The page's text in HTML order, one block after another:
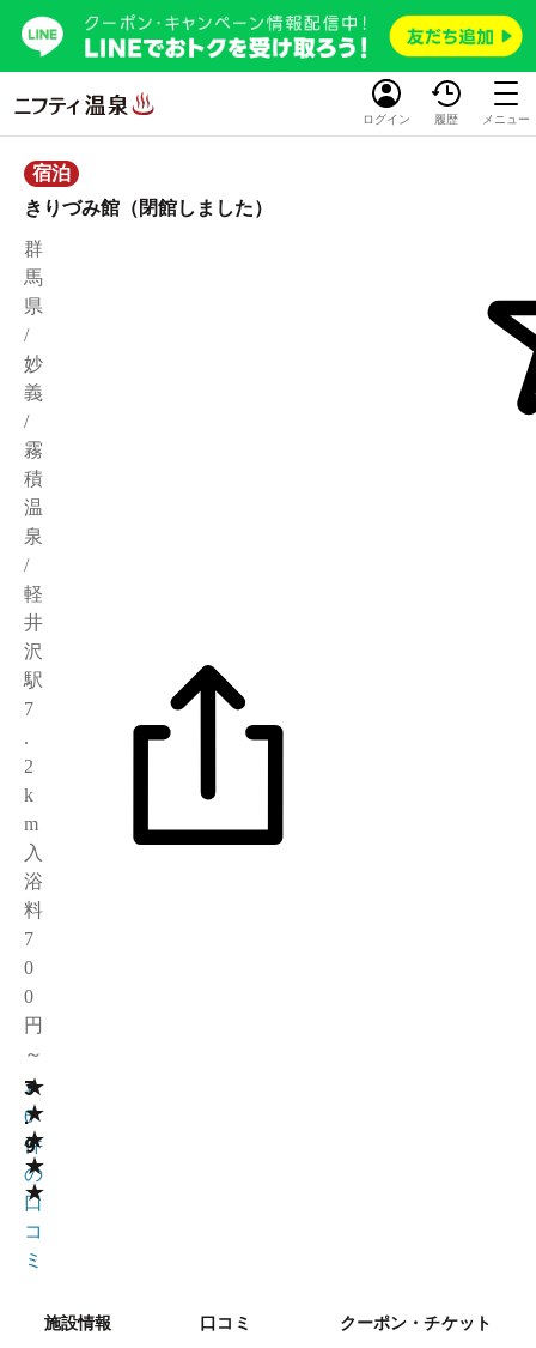
ログイン 履歴 メニュー
宿泊
きりづみ館（閉館しました）
群
馬
県
/
妙
義
/
霧
積
温
泉
/
軽
井
沢
駅
7
.
2
k
m
入
浴
料
7
0
0
円
～
★
★
★
★
★
3
.
9
1
6
件
の
口
コ
ミ
施設情報 口コミ クーポン・チケット